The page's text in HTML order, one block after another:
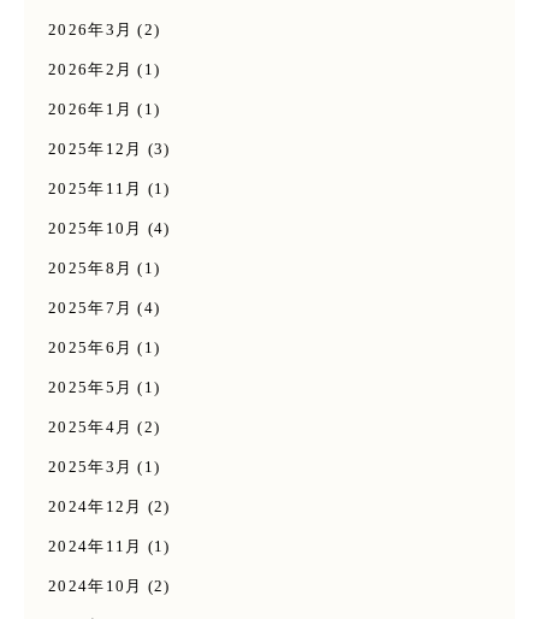
2026年3月 (2)
2026年2月 (1)
2026年1月 (1)
2025年12月 (3)
2025年11月 (1)
2025年10月 (4)
2025年8月 (1)
2025年7月 (4)
2025年6月 (1)
2025年5月 (1)
2025年4月 (2)
2025年3月 (1)
2024年12月 (2)
2024年11月 (1)
2024年10月 (2)